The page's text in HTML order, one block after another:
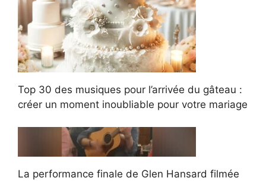
Top 30 des musiques pour l’arrivée du gâteau :
créer un moment inoubliable pour votre mariage
La performance finale de Glen Hansard filmée